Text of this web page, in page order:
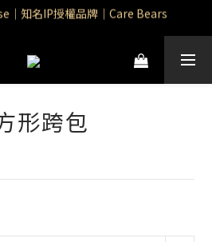
｜知名IP授權品牌｜Care Bears
｜知名IP授權品牌｜Care Bears
服 飾 | 自 訂 品 牌 服 飾
知名IP授權品牌｜Care Bears
形跨包